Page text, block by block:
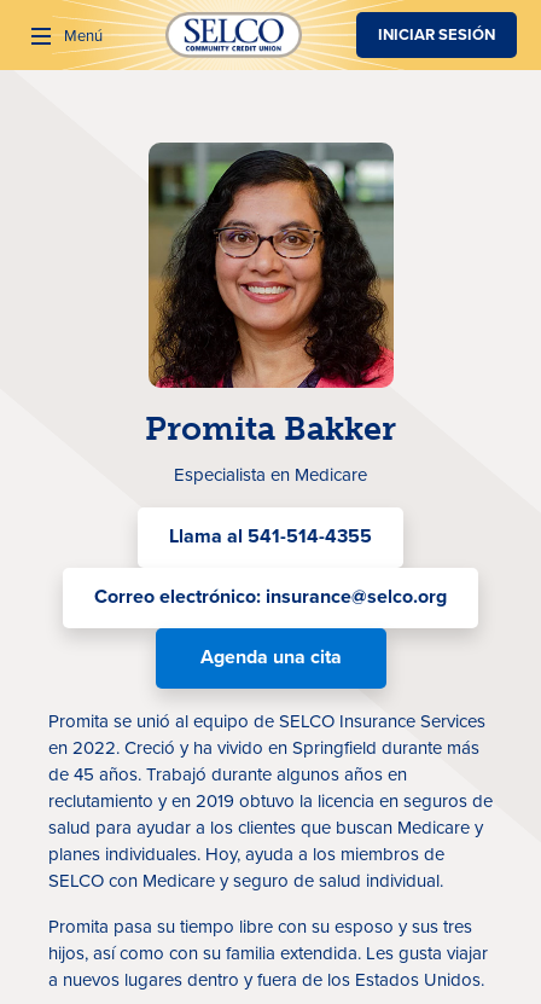
SALTAR AL CONTENIDO PRINCIPAL
Menú
Tasas
Sucursales
Contáctanos
Hazte miembro
Registrarse en la banca digital
INICIAR SESIÓN
Promita Bakker
Especialista en Medicare
Llama al 541-514-4355
Correo electrónico: insurance@selco.org
Agenda una cita
Promita se unió al equipo de SELCO Insurance Services
en 2022. Creció y ha vivido en Springfield durante más
de 45 años. Trabajó durante algunos años en
reclutamiento y en 2019 obtuvo la licencia en seguros de
salud para ayudar a los clientes que buscan Medicare y
planes individuales. Hoy, ayuda a los miembros de
SELCO con Medicare y seguro de salud individual.
Promita pasa su tiempo libre con su esposo y sus tres
hijos, así como con su familia extendida. Les gusta viajar
a nuevos lugares dentro y fuera de los Estados Unidos.